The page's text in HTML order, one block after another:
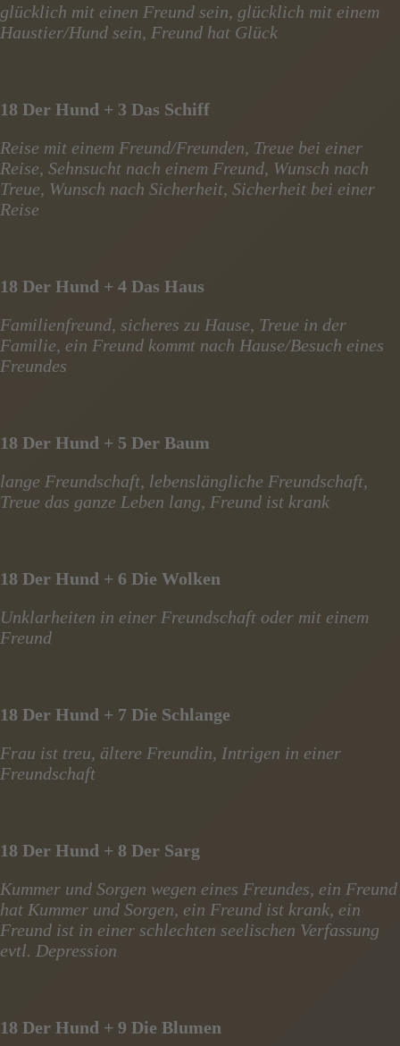
glücklich mit einen Freund sein, glücklich mit einem
Haustier/Hund sein, Freund hat Glück
18 Der Hund + 3 Das Schiff
Reise mit einem Freund/Freunden, Treue bei einer
Reise, Sehnsucht nach einem Freund, Wunsch nach
Treue, Wunsch nach Sicherheit, Sicherheit bei einer
Reise
18 Der Hund + 4 Das Haus
Familienfreund, sicheres zu Hause, Treue in der
Familie, ein Freund kommt nach Hause/Besuch eines
Freundes
18 Der Hund + 5 Der Baum
lange Freundschaft, lebenslängliche Freundschaft,
Treue das ganze Leben lang, Freund ist krank
18 Der Hund + 6 Die Wolken
Unklarheiten in einer Freundschaft oder mit einem
Freund
18 Der Hund + 7 Die Schlange
Frau ist treu, ältere Freundin, Intrigen in einer
Freundschaft
18 Der Hund + 8 Der Sarg
Kummer und Sorgen wegen eines Freundes, ein Freund
hat Kummer und Sorgen, ein Freund ist krank, ein
Freund ist in einer schlechten seelischen Verfassung
evtl. Depression
18 Der Hund + 9 Die Blumen